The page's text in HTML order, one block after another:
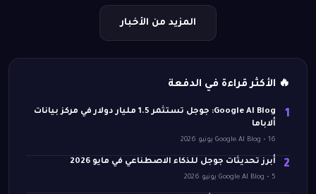
المزيد من الأخبار
🔥 الأكثر قراءة في الدفعة
1
Google AI Blog: جوجل تستثمر 1.5 مليار دولار في مركز بيانات
ألاباما
Google AI Blog • 16 يونيو 2026
2 أبرز تحديثات جوجل للذكاء الاصطناعي في مايو 2026
Google AI Blog • 5 يونيو 2026